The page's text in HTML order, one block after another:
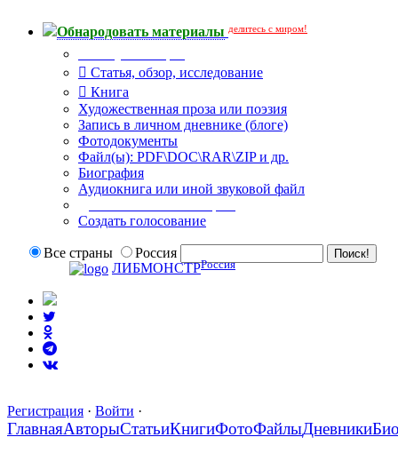
Обнародовать материалы делитесь с миром!
Статья, обзор, исследование
Книга
Художественная проза или поэзия
Запись в личном дневнике (блоге)
Фотодокументы
Файл(ы): PDF\DOC\RAR\ZIP и др.
Биография
Аудиокнига или иной звуковой файл
Создать голосование
Все страны
Россия
ЛИБМОНСТРРоссия
Регистрация · Войти ·
ГлавнаяАвторыСтатьиКнигиФотоФайлыДневники